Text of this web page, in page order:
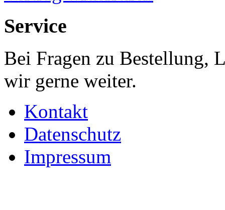
Service
Bei Fragen zu Bestellung,
wir gerne weiter.
Kontakt
Datenschutz
Impressum